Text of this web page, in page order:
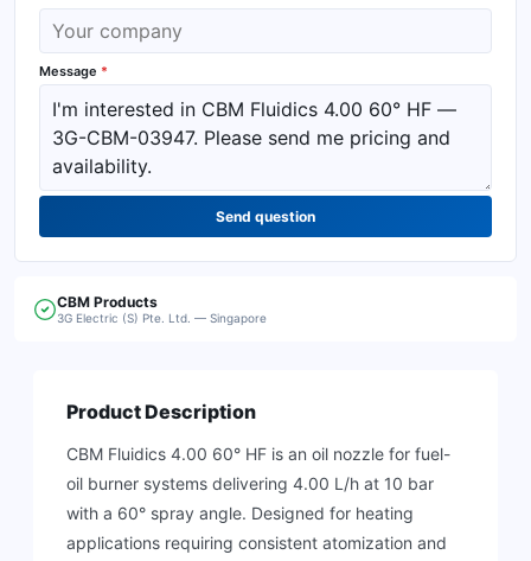
Message *
Send question
CBM Products
3G Electric (S) Pte. Ltd. — Singapore
Product Description
CBM Fluidics 4.00 60° HF is an oil nozzle for fuel-
oil burner systems delivering 4.00 L/h at 10 bar
with a 60° spray angle. Designed for heating
applications requiring consistent atomization and